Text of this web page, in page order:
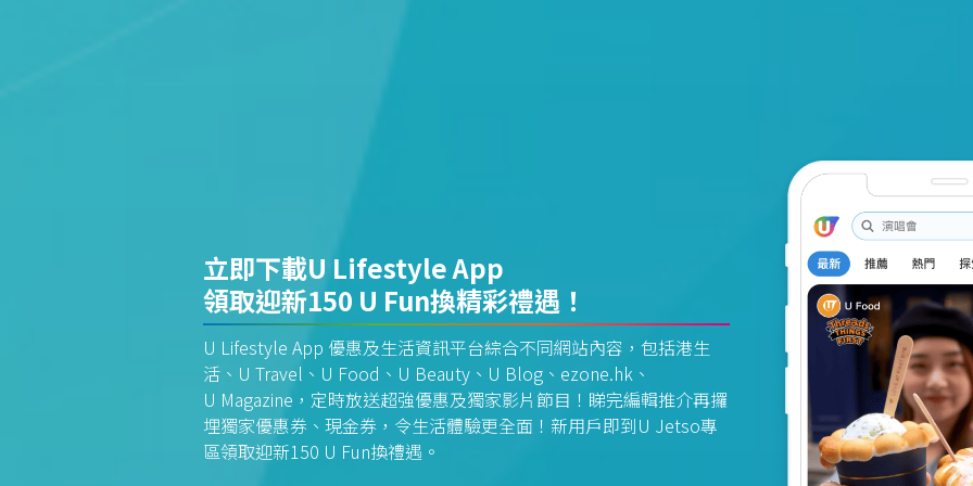
立即下載U Lifestyle App
領取迎新150 U Fun換精彩禮遇！
U Lifestyle App 優惠及生活資訊平台綜合不同網站內容，包括港生
活、U Travel、U Food、U Beauty、U Blog、ezone.hk、
U Magazine，定時放送超強優惠及獨家影片節目！睇完編輯推介再攞
埋獨家優惠券、現金券，令生活體驗更全面！新用戶即到U Jetso專
區領取迎新150 U Fun換禮遇。